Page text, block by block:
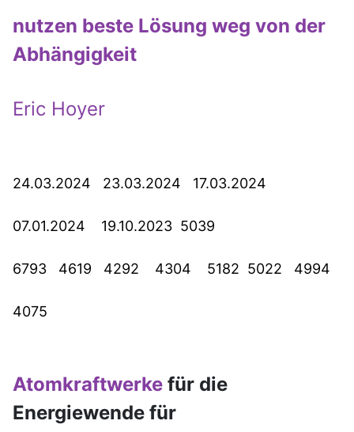
nutzen beste Lösung weg von der
Abhängigkeit
Eric Hoyer
24.03.2024 23.03.2024 17.03.2024
07.01.2024 19.10.2023 5039
6793 4619 4292 4304 5182 5022 4994
4075
Atomkraftwerke für die
Energiewende für